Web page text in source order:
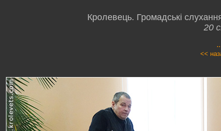
Кролевець. Громадські
20
<<